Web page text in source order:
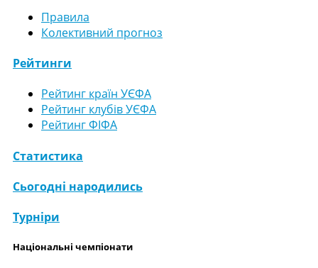
Правила
Колективний прогноз
Рейтинги
Рейтинг країн УЄФА
Рейтинг клубів УЄФА
Рейтинг ФІФА
Статистика
Сьогодні народились
Турніри
Національні чемпіонати